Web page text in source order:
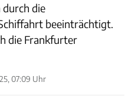
die
beeinträchtigt.
die Frankfurter
07:09 Uhr